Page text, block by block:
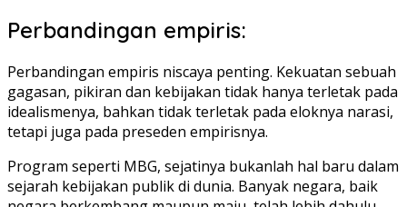
Perbandingan empiris:
Perbandingan empiris niscaya penting. Kekuatan sebuah
gagasan, pikiran dan kebijakan tidak hanya terletak pada
idealismenya, bahkan tidak terletak pada eloknya narasi,
tetapi juga pada preseden empirisnya.
Program seperti MBG, sejatinya bukanlah hal baru dalam
sejarah kebijakan publik di dunia. Banyak negara, baik